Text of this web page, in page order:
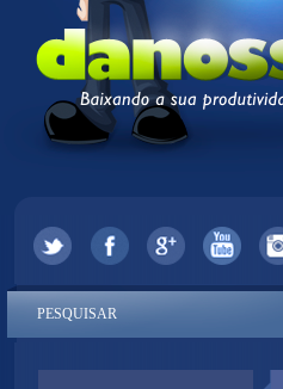
PESQUISAR